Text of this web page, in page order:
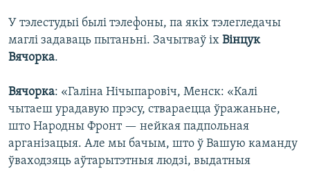
У тэлестудыі былі тэлефоны, па якіх тэлегледачы
маглі задаваць пытаньні. Зачытваў іх Вінцук
Вячорка.
Вячорка: «Галіна Нічыпаровіч, Менск: «Калі
чытаеш урадавую прэсу, ствараецца ўражаньне,
што Народны Фронт — нейкая падпольная
арганізацыя. Але мы бачым, што ў Вашую каманду
ўваходзяць аўтарытэтныя людзі, выдатныя